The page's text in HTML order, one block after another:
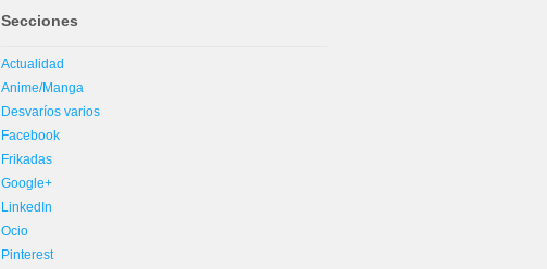
Secciones
Actualidad
Anime/Manga
Desvaríos varios
Facebook
Frikadas
Google+
LinkedIn
Ocio
Pinterest